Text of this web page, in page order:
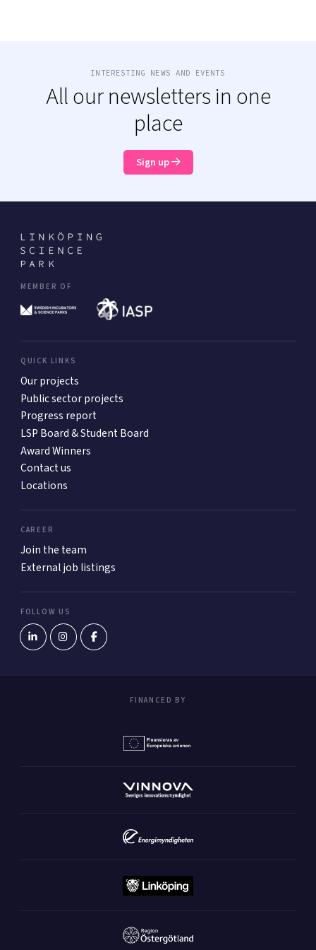
INTERESTING NEWS AND EVENTS
All our newsletters in one
place
Sign up
MEMBER OF
QUICK LINKS
Our projects
Public sector projects
Progress report
LSP Board & Student Board
Award Winners
Contact us
Locations
CAREER
Join the team
External job listings
FOLLOW US
FINANCED BY